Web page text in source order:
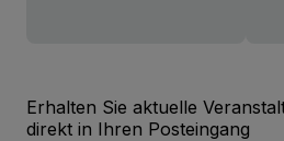
Erhalten Sie aktuelle
direkt in Ihren Posteingang